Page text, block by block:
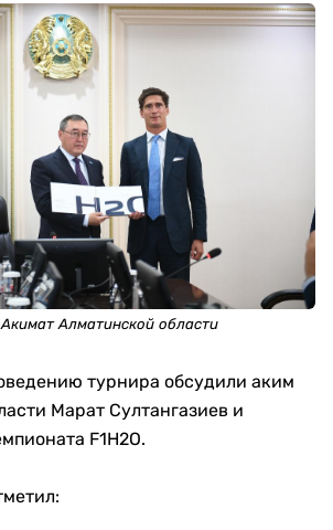
Акимат Алматинской области
турнира обсудили аким
Марат Султангазиев и
F1H2O.